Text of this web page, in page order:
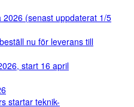
2026 (senast uppdaterat 1/5
nu för leverans till
start 16 april
startar teknik-